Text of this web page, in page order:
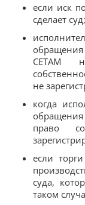
если иск
сделает суд;
СЕТАМ
не
когда
право
если
суда,
таком